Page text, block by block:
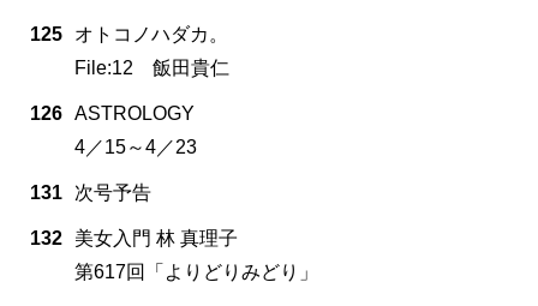
125
オトコノハダカ。
File:12 飯田貴仁
126 ASTROLOGY
4／15～4／23
131 次号予告
132
美女入門 林 真理子
第617回「よりどりみどり」